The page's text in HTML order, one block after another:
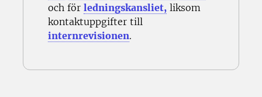
och för ledningskansliet, liksom
kontaktuppgifter till
internrevisionen.